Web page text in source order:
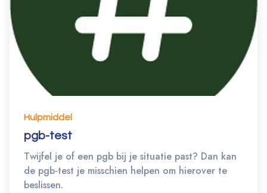
Hulpmiddel
pgb-test
Twijfel je of een pgb bij je situatie past? Dan kan
de pgb‐test je misschien helpen om hierover te
beslissen.